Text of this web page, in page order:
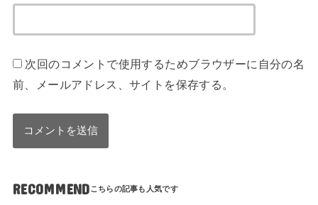
次回のコメントで使用するためブラウザーに自分の名
前、メールアドレス、サイトを保存する。
RECOMMEND